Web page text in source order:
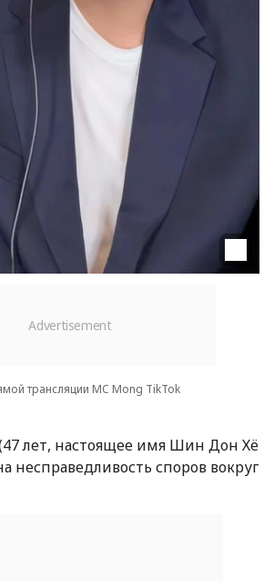
трансляции MC Mong TikTok
лет, настоящее имя Шин Дон Хё
несправедливость споров вокруг